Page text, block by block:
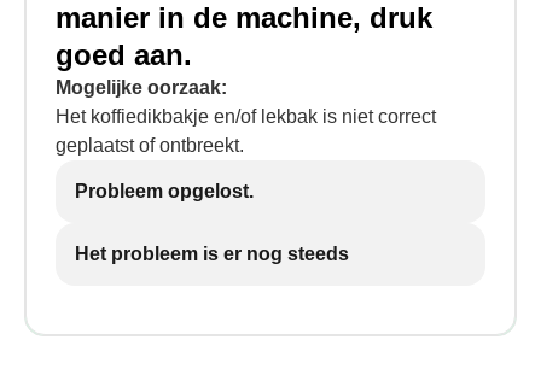
manier in de machine, druk
goed aan.
Mogelijke oorzaak:
Het koffiedikbakje en/of lekbak is niet correct
geplaatst of ontbreekt.
Probleem opgelost.
Het probleem is er nog steeds